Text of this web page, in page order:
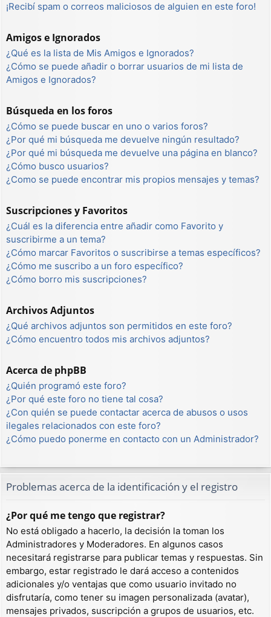
¡Recibí spam o correos maliciosos de alguien en este foro!
Amigos e Ignorados
¿Qué es la lista de Mis Amigos e Ignorados?
¿Cómo se puede añadir o borrar usuarios de mi lista de
Amigos e Ignorados?
Búsqueda en los foros
¿Cómo se puede buscar en uno o varios foros?
¿Por qué mi búsqueda me devuelve ningún resultado?
¿Por qué mi búsqueda me devuelve una página en blanco?
¿Cómo busco usuarios?
¿Como se puede encontrar mis propios mensajes y temas?
Suscripciones y Favoritos
¿Cuál es la diferencia entre añadir como Favorito y
suscribirme a un tema?
¿Cómo marcar Favoritos o suscribirse a temas específicos?
¿Cómo me suscribo a un foro específico?
¿Cómo borro mis suscripciones?
Archivos Adjuntos
¿Qué archivos adjuntos son permitidos en este foro?
¿Cómo encuentro todos mis archivos adjuntos?
Acerca de phpBB
¿Quién programó este foro?
¿Por qué este foro no tiene tal cosa?
¿Con quién se puede contactar acerca de abusos o usos
ilegales relacionados con este foro?
¿Cómo puedo ponerme en contacto con un Administrador?
Problemas acerca de la identificación y el registro
¿Por qué me tengo que registrar?
No está obligado a hacerlo, la decisión la toman los
Administradores y Moderadores. En algunos casos
necesitará registrarse para publicar temas y respuestas. Sin
embargo, estar registrado le dará acceso a contenidos
adicionales y/o ventajas que como usuario invitado no
disfrutaría, como tener su imagen personalizada (avatar),
mensajes privados, suscripción a grupos de usuarios, etc.